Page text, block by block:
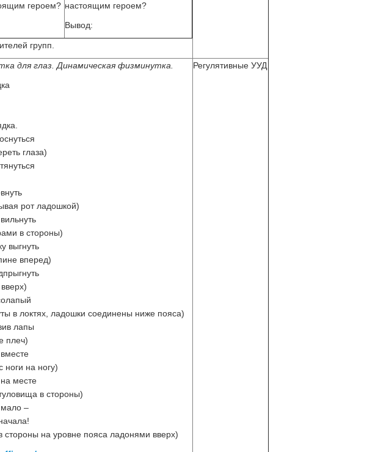
героем? настоящим героем?
Вывод:
групп.
для глаз. Динамическая физминутка.
глаза)
рот ладошкой)
в стороны)
выгнуть
вперед)
в локтях, ладошки соединены ниже пояса)
лапы
плеч)
ноги на ногу)
месте
в стороны)
–
стороны на уровне пояса ладонями вверх)
Регулятивные УУД